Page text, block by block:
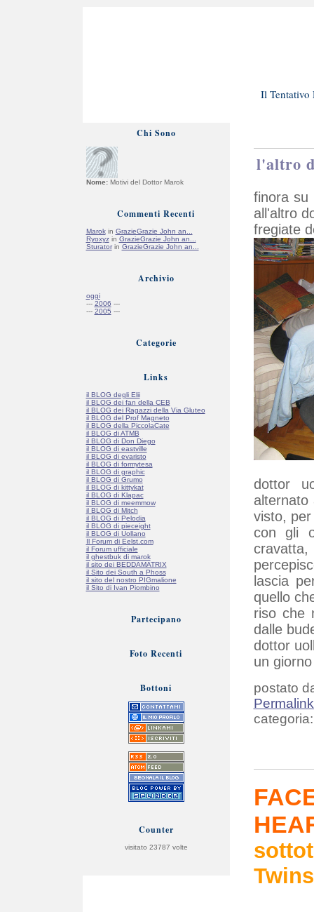
Il Tentativo
Chi Sono
Nome:Motivi del Dottor Marok
Commenti Recenti
Marokin GrazieGrazie John an...
Ryoxyzin GrazieGrazie John an...
Sturatorin GrazieGrazie John an...
Archivio
oggi
--- 2006 ---
--- 2005 ---
Categorie
Links
il BLOG degli Elii
il BLOG dei fan della CEB
il BLOG dei Ragazzi della Via Gluteo
il BLOG del Prof Magneto
il BLOG della PiccolaCate
il BLOG di ATMB
il BLOG di Don Diego
il BLOG di eastville
il BLOG di evaristo
il BLOG di formytesa
il BLOG di graphic
il BLOG di Grumo
il BLOG di kittykat
il BLOG di Klapac
il BLOG di meemmow
il BLOG di Mitch
il BLOG di Pelodia
il BLOG di pieceight
il BLOG di Uollano
Il Forum di Eelst.com
il Forum ufficiale
il ghestbuk di marok
il sito dei BEDDAMATRIX
il Sito dei South a Phoss
il sito del nostro PIGmalione
il Sito di Ivan Piombino
Partecipano
Foto Recenti
Bottoni
Counter
visitato 23787 volte
l'altro
finora su
all'altro
fregiate
dottor
alternato
visto,
con gli
lascia
quello
riso che
dalle
dottor
un
postato
categoria:
Twins